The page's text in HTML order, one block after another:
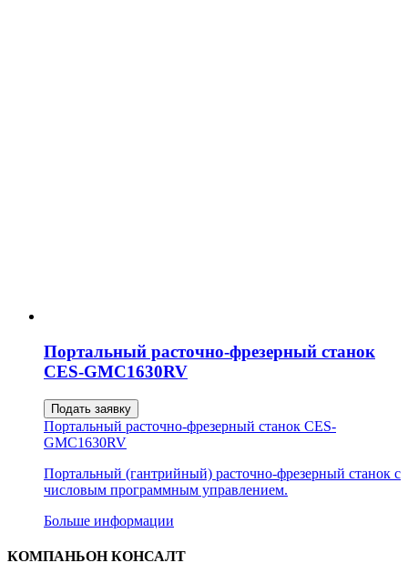
Портальный расточно-фрезерный станок
CES-GMC1630RV
Подать заявку
Портальный расточно-фрезерный станок CES-
GMC1630RV
Портальный (гантрийный) расточно-фрезерный станок с
числовым программным управлением.
Больше информации
КОМПАНЬОН КОНСАЛТ